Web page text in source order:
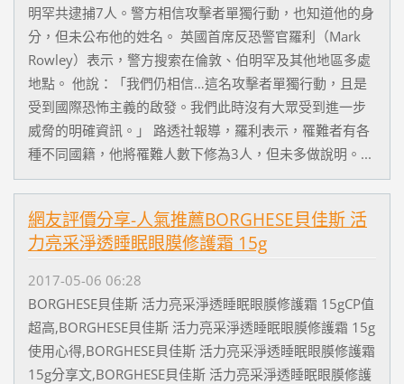
明罕共逮捕7人。警方相信攻擊者單獨行動，也知道他的身
分，但未公布他的姓名。 英國首席反恐警官羅利（Mark
Rowley）表示，警方搜索在倫敦、伯明罕及其他地區多處
地點。 他說：「我們仍相信…這名攻擊者單獨行動，且是
受到國際恐怖主義的啟發。我們此時沒有大眾受到進一步
威脅的明確資訊。」 路透社報導，羅利表示，罹難者有各
種不同國籍，他將罹難人數下修為3人，但未多做說明。...
網友評價分享-人氣推薦BORGHESE貝佳斯 活
力亮采淨透睡眠眼膜修護霜 15g
2017-05-06 06:28
BORGHESE貝佳斯 活力亮采淨透睡眠眼膜修護霜 15gCP值
超高,BORGHESE貝佳斯 活力亮采淨透睡眠眼膜修護霜 15g
使用心得,BORGHESE貝佳斯 活力亮采淨透睡眠眼膜修護霜
15g分享文,BORGHESE貝佳斯 活力亮采淨透睡眠眼膜修護